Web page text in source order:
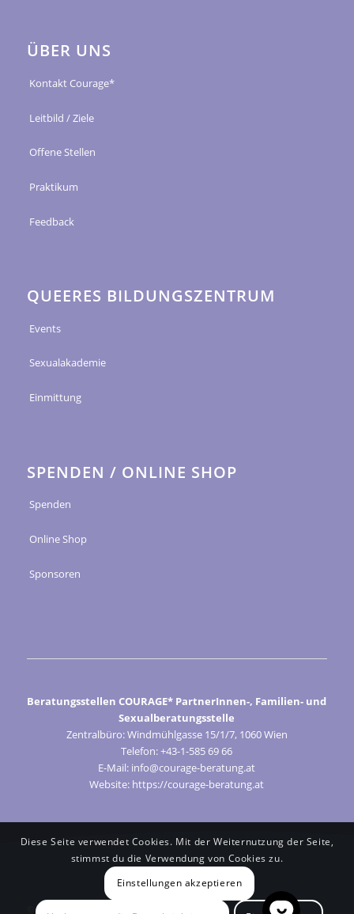
ÜBER UNS
Kontakt Courage*
Leitbild / Ziele
Offene Stellen
Praktikum
Feedback
QUEERES BILDUNGSZENTRUM
Events
Sexualakademie
Einmittung
SPENDEN / ONLINE SHOP
Spenden
Online Shop
Sponsoren
Beratungsstellen COURAGE* PartnerInnen-, Familien- und
Sexualberatungsstelle
Zentralbüro: Windmühlgasse 15/1/7, 1060 Wien
Telefon: +43-1-585 69 66
E-Mail: info@courage-beratung.at
Website: https://courage-beratung.at
© Courage 2024
Diese Seite verwendet Cookies. Mit der Weiternutzung der Seite,
stimmst du die Verwendung von Cookies zu.
Einstellungen akzeptieren